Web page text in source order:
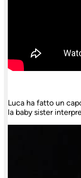
Luca ha fatto un
la baby sister